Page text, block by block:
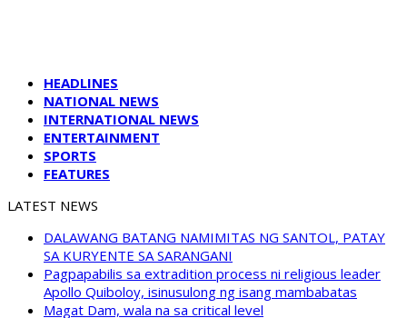
HEADLINES
NATIONAL NEWS
INTERNATIONAL NEWS
ENTERTAINMENT
SPORTS
FEATURES
LATEST NEWS
DALAWANG BATANG NAMIMITAS NG SANTOL, PATAY
SA KURYENTE SA SARANGANI
Pagpapabilis sa extradition process ni religious leader
Apollo Quiboloy, isinusulong ng isang mambabatas
Magat Dam, wala na sa critical level